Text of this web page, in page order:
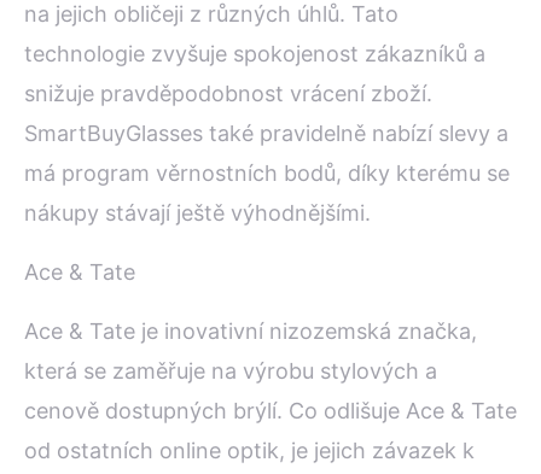
na jejich obličeji z různých úhlů. Tato
technologie zvyšuje spokojenost zákazníků a
snižuje pravděpodobnost vrácení zboží.
SmartBuyGlasses také pravidelně nabízí slevy a
má program věrnostních bodů, díky kterému se
nákupy stávají ještě výhodnějšími.
Ace & Tate
Ace & Tate je inovativní nizozemská značka,
která se zaměřuje na výrobu stylových a
cenově dostupných brýlí. Co odlišuje Ace & Tate
od ostatních online optik, je jejich závazek k